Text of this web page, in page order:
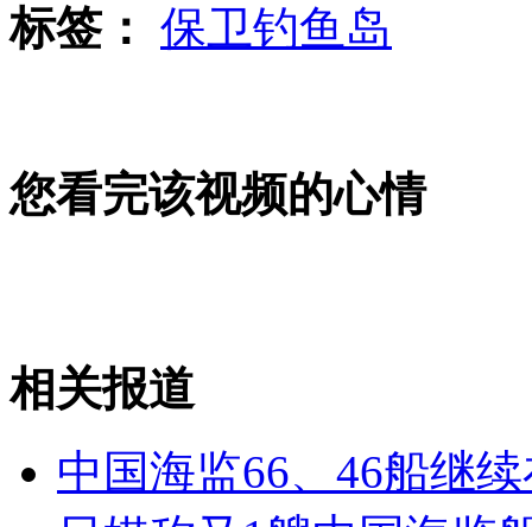
高学历美女城管成执法新"亮点"
山西运城恶犬咬伤多人 警民合力深夜将其击毙
标签： 保卫钓鱼岛
您看完该视频的心情
相关报道
中国海监66、46船继